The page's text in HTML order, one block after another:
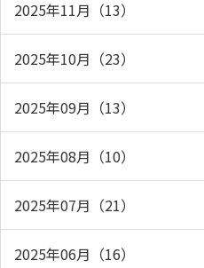
2025年11月（13）
2025年10月（23）
2025年09月（13）
2025年08月（10）
2025年07月（21）
2025年06月（16）